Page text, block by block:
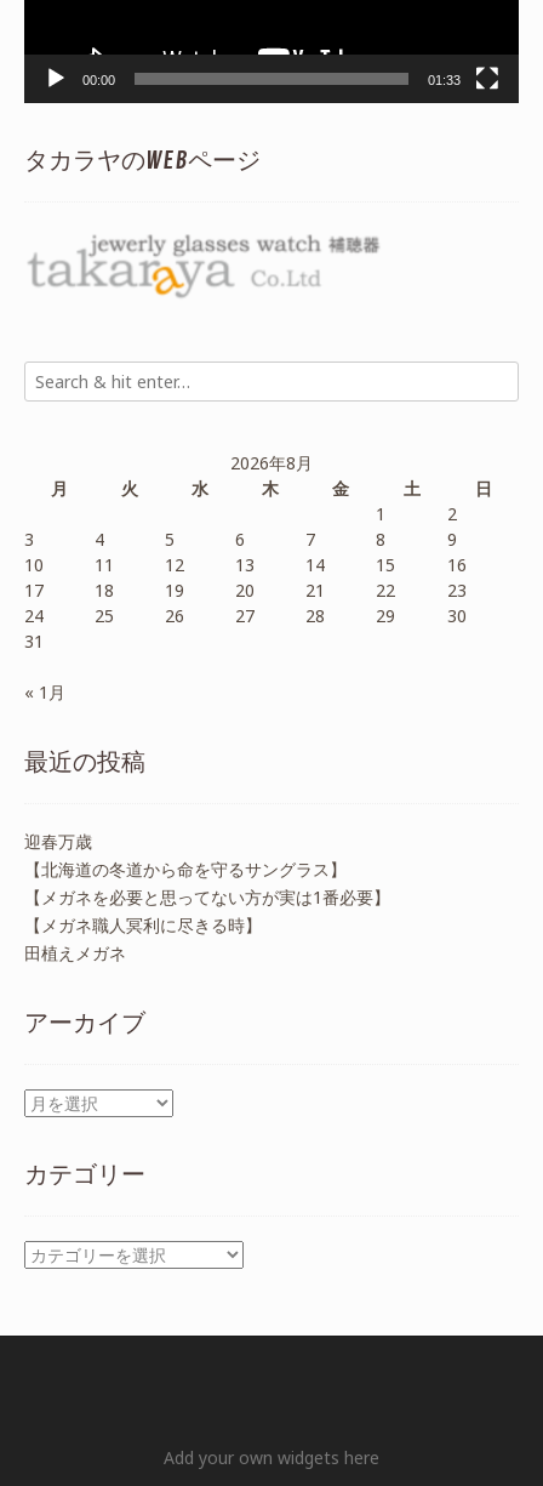
00:00 01:33
タカラヤのWEBページ
2026年8月
月
火 水 木 金 土
日
1
2
3
4 5 6 7 8
9
10
11 12 13 14 15
16
17
18 19 20 21 22
23
24
25 26 27 28 29
30
31
« 1月
最近の投稿
迎春万歳
【北海道の冬道から命を守るサングラス】
【メガネを必要と思ってない方が実は1番必要】
【メガネ職人冥利に尽きる時】
田植えメガネ
アーカイブ
ア
イ
カテゴリー
カ
Add your own widgets here